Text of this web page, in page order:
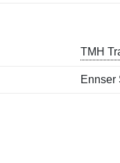
TMH
Ennser